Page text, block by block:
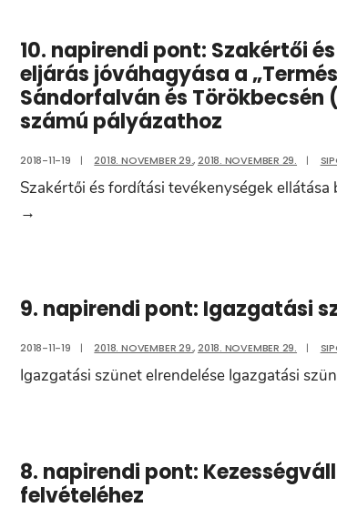
2016-
2017.
Intézkedési
Tervének
felülvizsgálata,
és
a
Intézkedési
elfogadása
10. napirendi pont: Szakértői
eljárás jóváhagyása a
Sándorfalván és Törökbecsén
számú pályázathoz
2018-11-19 | 2018. NOVEMBER 29.,2018. NOVEMBER 29. |
Szakértői és fordítási tevékenységek
→
és
tevékenységek
ellátása
jóváhagyása
a
„Természeti
9. napirendi pont: Igazgatási
2018-11-19 | 2018. NOVEMBER 29.,2018. NOVEMBER 29. |
Igazgatási szünet elrendelése Igazgatási
8. napirendi pont:
felvételéhez